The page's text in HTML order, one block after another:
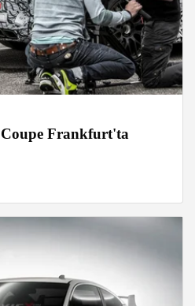
Coupe Frankfurt'ta